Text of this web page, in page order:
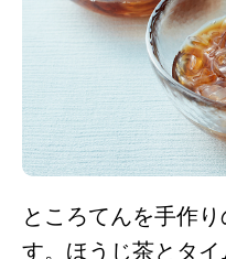
ところてんを手作
す。ほうじ茶とタ